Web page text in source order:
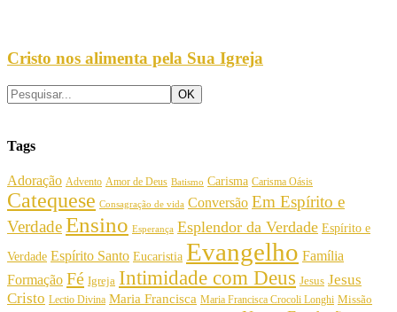
Cristo nos alimenta pela Sua Igreja
Tags
Adoração Advento Amor de Deus Batismo Carisma Carisma Oásis
Catequese Consagração de vida Conversão Em Espírito e
VerdadeEnsino Esperança Esplendor da Verdade Espírito e
Verdade Espírito Santo Eucaristia Evangelho Família
Formação Fé Igreja Intimidade com Deus Jesus Jesus
Cristo Lectio Divina Maria Francisca Maria Francisca Crocoli Longhi Missão